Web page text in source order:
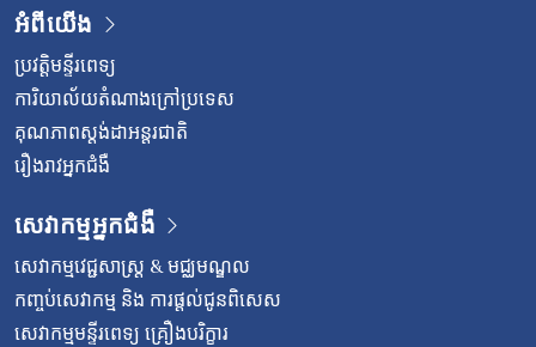
អំពីយើង
ប្រវត្តិមន្ទីរពេទ្យ
ការិយាល័យតំណាងក្រៅប្រទេស
គុណភាពស្តង់ដាអន្តរជាតិ
រឿងរាវអ្នកជំងឺ
សេវាកម្មអ្នកជំងឺ
សេវាកម្មវេជ្ជសាស្រ្ត & មជ្ឈមណ្ឌល
កញ្ចប់សេវាកម្ម និង ការផ្តល់ជូនពិសេស
សេវាកម្មមន្ទីរពេទ្យ គ្រឿងបរិក្ខារ